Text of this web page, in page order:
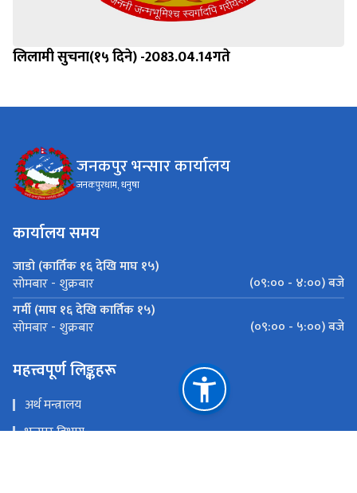
लिलामी सुचना(१५ दिने) -2083.04.14गते
जनकपुर भन्सार कार्यालय
जनकपुरधाम, धनुषा
कार्यालय समय
जाडो (कार्तिक १६ देखि माघ १५)
सोमबार - शुक्रबार
(०९:०० - ४:००) बजे
गर्मी (माघ १६ देखि कार्तिक १५)
सोमबार - शुक्रबार (०९:०० - ५:००) बजे
महत्त्वपूर्ण लिङ्कहरू
अर्थ मन्त्रालय
भन्सार विभाग